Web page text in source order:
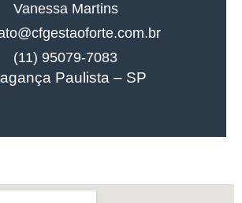
Vanessa Martins
(11) 95079-7083
Paulista – SP